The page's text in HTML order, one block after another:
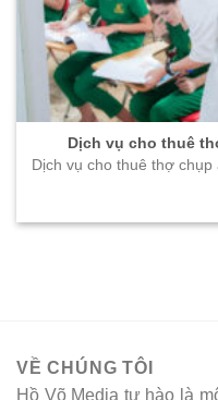
Dịch vụ cho thuê
Dịch vụ cho thuê thợ
VỀ CHÚNG TÔI
Hồ Võ Media tự hào là